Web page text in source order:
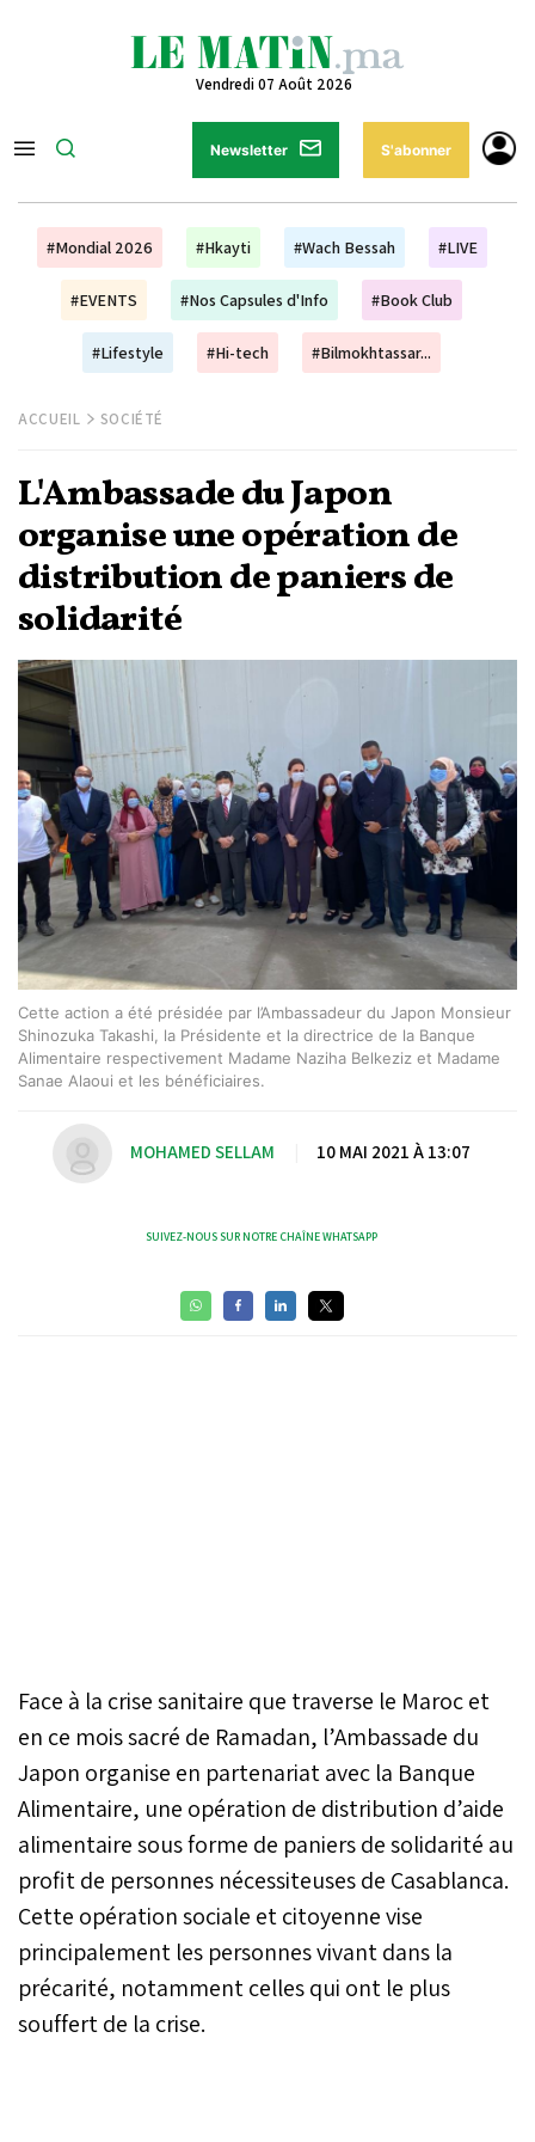
Vendredi 07 Août 2026
Newsletter S'abonner
#Mondial 2026 #Hkayti #Wach Bessah #LIVE
#EVENTS #Nos Capsules d'Info #Book Club
#Lifestyle #Hi-tech #Bilmokhtassar...
ACCUEIL SOCIÉTÉ
L'Ambassade du Japon
organise une opération de
distribution de paniers de
solidarité
Cette action a été présidée par l’Ambassadeur du Japon Monsieur
Shinozuka Takashi, la Présidente et la directrice de la Banque
Alimentaire respectivement Madame Naziha Belkeziz et Madame
Sanae Alaoui et les bénéficiaires.
MOHAMED SELLAM 10 MAI 2021 À 13:07
SUIVEZ-NOUS SUR NOTRE CHAÎNE WHATSAPP
Face à la crise sanitaire que traverse le Maroc et
en ce mois sacré de Ramadan, l’Ambassade du
Japon organise en partenariat avec la Banque
Alimentaire, une opération de distribution d’aide
alimentaire sous forme de paniers de solidarité au
profit de personnes nécessiteuses de Casablanca.
Cette opération sociale et citoyenne vise
principalement les personnes vivant dans la
précarité, notamment celles qui ont le plus
souffert de la crise.